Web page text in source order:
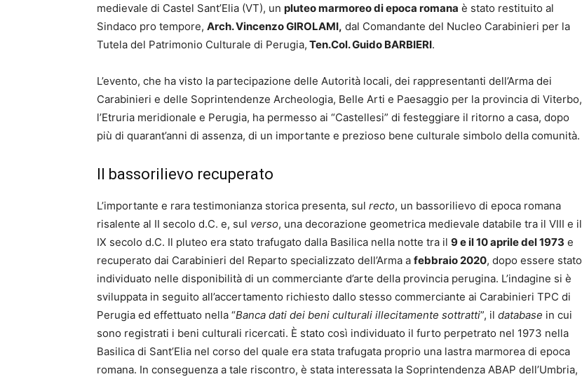
medievale di Castel Sant’Elia (VT), un pluteo marmoreo di epoca romana è stato restituito al
Sindaco pro tempore, Arch. Vincenzo GIROLAMI, dal Comandante del Nucleo Carabinieri per la
Tutela del Patrimonio Culturale di Perugia, Ten.Col. Guido BARBIERI.
L’evento, che ha visto la partecipazione delle Autorità locali, dei rappresentanti dell’Arma dei
Carabinieri e delle Soprintendenze Archeologia, Belle Arti e Paesaggio per la provincia di Viterbo,
l’Etruria meridionale e Perugia, ha permesso ai “Castellesi” di festeggiare il ritorno a casa, dopo
più di quarant’anni di assenza, di un importante e prezioso bene culturale simbolo della comunità.
Il bassorilievo recuperato
L’importante e rara testimonianza storica presenta, sul recto, un bassorilievo di epoca romana
risalente al II secolo d.C. e, sul verso, una decorazione geometrica medievale databile tra il VIII e il
IX secolo d.C. Il pluteo era stato trafugato dalla Basilica nella notte tra il 9 e il 10 aprile del 1973 e
recuperato dai Carabinieri del Reparto specializzato dell’Arma a febbraio 2020, dopo essere stato
individuato nelle disponibilità di un commerciante d’arte della provincia perugina. L’indagine si è
sviluppata in seguito all’accertamento richiesto dallo stesso commerciante ai Carabinieri TPC di
Perugia ed effettuato nella “Banca dati dei beni culturali illecitamente sottratti”, il database in cui
sono registrati i beni culturali ricercati. È stato così individuato il furto perpetrato nel 1973 nella
Basilica di Sant’Elia nel corso del quale era stata trafugata proprio una lastra marmorea di epoca
romana. In conseguenza a tale riscontro, è stata interessata la Soprintendenza ABAP dell’Umbria,